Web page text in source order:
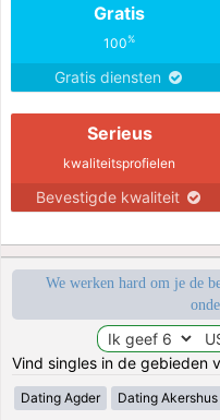
Gratis
100%
Gratis diensten
Serieus
kwaliteitsprofielen
Bevestigde kwaliteit
We werken hard om je de
Vind singles in de gebieden
Dating Agder Dating Akershus